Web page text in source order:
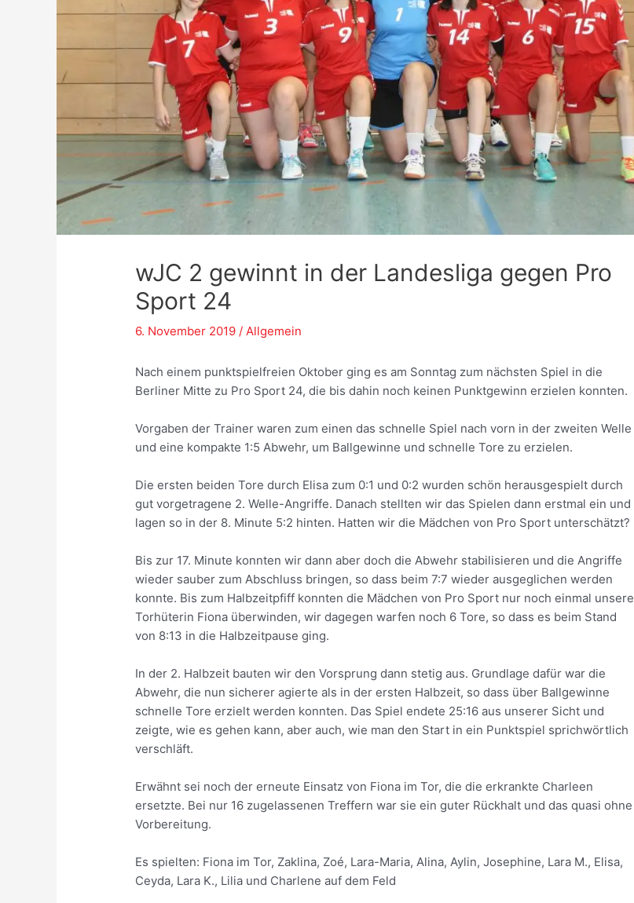
wJC 2 gewinnt in der Landesliga gegen Pro
Sport 24
6. November 2019 / Allgemein
Nach einem punktspielfreien Oktober ging es am Sonntag zum nächsten Spiel in die
Berliner Mitte zu Pro Sport 24, die bis dahin noch keinen Punktgewinn erzielen konnten.
Vorgaben der Trainer waren zum einen das schnelle Spiel nach vorn in der zweiten Welle
und eine kompakte 1:5 Abwehr, um Ballgewinne und schnelle Tore zu erzielen.
Die ersten beiden Tore durch Elisa zum 0:1 und 0:2 wurden schön herausgespielt durch
gut vorgetragene 2. Welle-Angriffe. Danach stellten wir das Spielen dann erstmal ein und
lagen so in der 8. Minute 5:2 hinten. Hatten wir die Mädchen von Pro Sport unterschätzt?
Bis zur 17. Minute konnten wir dann aber doch die Abwehr stabilisieren und die Angriffe
wieder sauber zum Abschluss bringen, so dass beim 7:7 wieder ausgeglichen werden
konnte. Bis zum Halbzeitpfiff konnten die Mädchen von Pro Sport nur noch einmal unsere
Torhüterin Fiona überwinden, wir dagegen warfen noch 6 Tore, so dass es beim Stand
von 8:13 in die Halbzeitpause ging.
In der 2. Halbzeit bauten wir den Vorsprung dann stetig aus. Grundlage dafür war die
Abwehr, die nun sicherer agierte als in der ersten Halbzeit, so dass über Ballgewinne
schnelle Tore erzielt werden konnten. Das Spiel endete 25:16 aus unserer Sicht und
zeigte, wie es gehen kann, aber auch, wie man den Start in ein Punktspiel sprichwörtlich
verschläft.
Erwähnt sei noch der erneute Einsatz von Fiona im Tor, die die erkrankte Charleen
ersetzte. Bei nur 16 zugelassenen Treffern war sie ein guter Rückhalt und das quasi ohne
Vorbereitung.
Es spielten: Fiona im Tor, Zaklina, Zoé, Lara-Maria, Alina, Aylin, Josephine, Lara M., Elisa,
Ceyda, Lara K., Lilia und Charlene auf dem Feld